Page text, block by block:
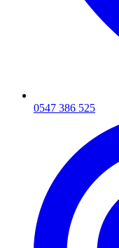
0547 386 525